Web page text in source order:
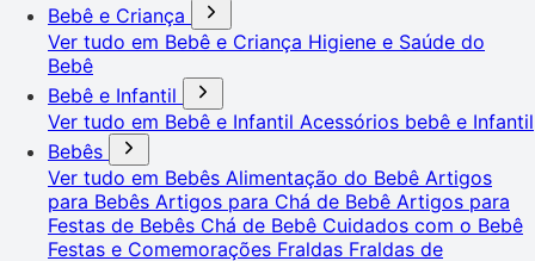
Bebê e Criança
Ver tudo em Bebê e Criança Higiene e Saúde do
Bebê
Bebê e Infantil
Ver tudo em Bebê e Infantil Acessórios bebê e Infantil
Bebês
Ver tudo em Bebês Alimentação do Bebê Artigos
para Bebês Artigos para Chá de Bebê Artigos para
Festas de Bebês Chá de Bebê Cuidados com o Bebê
Festas e Comemorações Fraldas Fraldas de